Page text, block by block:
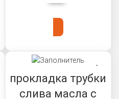
прокладка трубки
слива масла с